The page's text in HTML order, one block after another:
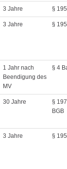
3 Jahre §
3 Jahre §
1 Jahr nach
Beendigung des
MV
§ 4
30 Jahre
§
BGB
3 Jahre §